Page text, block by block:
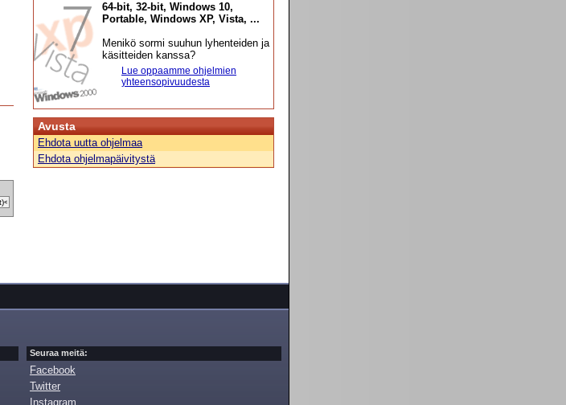
64-bit, 32-bit, Windows 10,
Portable, Windows XP, Vista, ...
Menikö sormi suuhun lyhenteiden ja
käsitteiden kanssa?
Lue oppaamme ohjelmien
yhteensopivuudesta
Avusta
Ehdota uutta ohjelmaa
Ehdota ohjelmapäivitystä
Seuraa meitä:
Facebook
Twitter
Instagram